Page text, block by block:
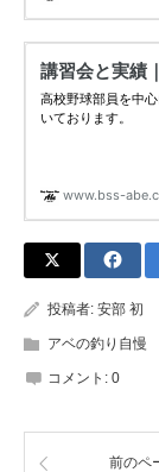
投稿者: 安部 初
アベの釣り自慢
コメント: 0
前のペ